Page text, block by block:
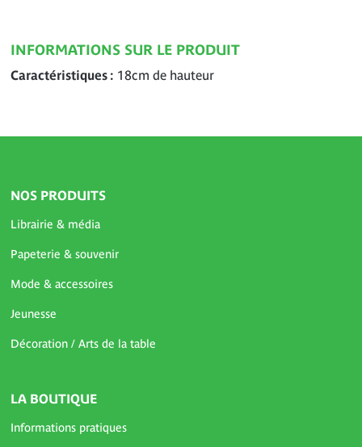
INFORMATIONS SUR LE PRODUIT
Caractéristiques 18cm de hauteur
NOS PRODUITS
Librairie & média
Papeterie & souvenir
Mode & accessoires
Jeunesse
Décoration / Arts de la table
LA BOUTIQUE
Informations pratiques